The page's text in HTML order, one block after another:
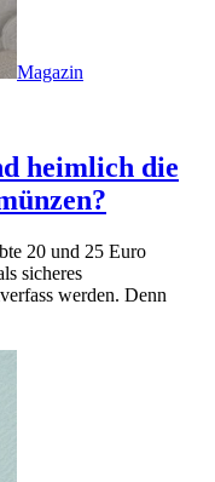
Magazin
heimlich die
20 und 25 Euro
sicheres
werden. Denn